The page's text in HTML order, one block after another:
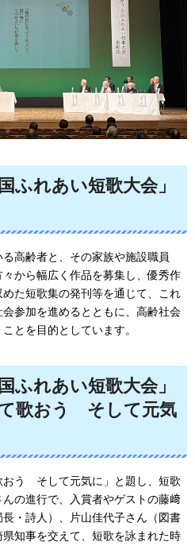
ふれあい短歌大会」
高齢者と、その家族や施設職員
から幅広く作品を募集し、優秀作
た短歌集の発刊等を通じて、これ
参加を進めるとともに、高齢社会
とを目的としています。
ふれあい短歌大会」
歌おう
そ して元気
う そして元気に」
と題し、短歌
の進行で、入賞者やゲストの藤﨑
・詩人）、片山佳代子さん（図書
知事を交えて、短歌を詠まれた時